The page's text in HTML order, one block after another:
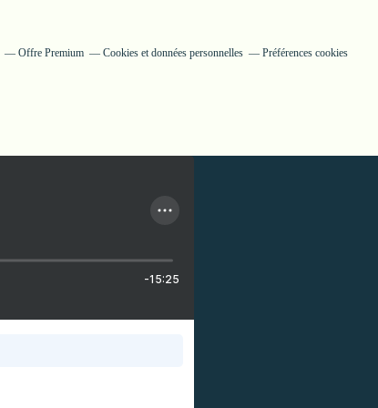
Offre Premium Cookies et données personnelles Préférences cookies
-15:25